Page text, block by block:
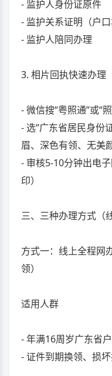
- 监护人身份证原件
- 监护关系证明（户口
- 监护人陪同办理
3. 相片回执快速办理
- 微信搜“粤照通”或“
- 选“广东省居民身份
眉、深色有领、无美
- 审核5-10分钟出电
印）
三、三种办理方式（
方式一：线上全程网
领）
适用人群
- 年满16周岁广东省
- 证件到期换领、损